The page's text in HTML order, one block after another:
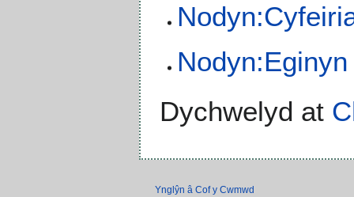
Nodyn:Eginyn
Dychwelyd at
Ynglŷn â Cof y Cwmwd